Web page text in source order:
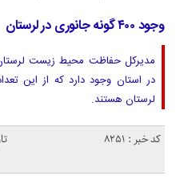
وجود ۴۰۰ گونه جانوری در لرستان
لرستان هستند.
کد خبر : 8251